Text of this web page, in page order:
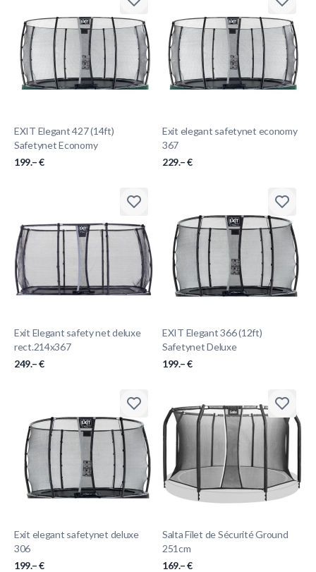
EXIT Elegant 427 (14ft)
Safetynet Economy
199.– €
Exit elegant safetynet economy
367
229.– €
Exit Elegant safety net deluxe
rect.214x367
249.– €
EXIT Elegant 366 (12ft)
Safetynet Deluxe
199.– €
Exit elegant safetynet deluxe
306
199.– €
Salta Filet de Sécurité Ground
251cm
169.– €